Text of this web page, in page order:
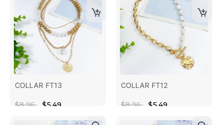
COLLAR FT13
$8.96 $5.49
COLLAR FT12
$8.96 $5.49